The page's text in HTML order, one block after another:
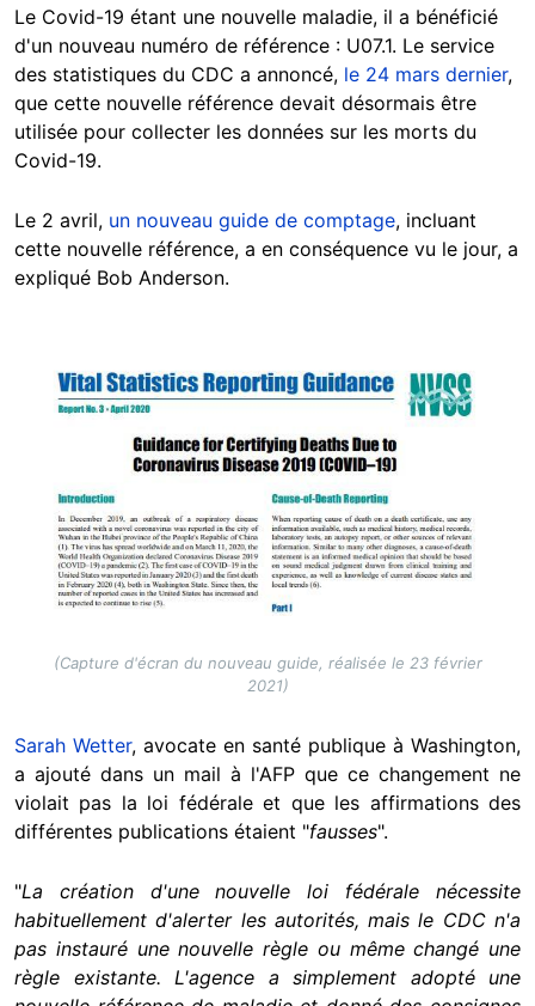
Le Covid-19 étant une nouvelle maladie, il a bénéficié
d'un nouveau numéro de référence : U07.1. Le service
des statistiques du CDC a annoncé, le 24 mars dernier,
que cette nouvelle référence devait désormais être
utilisée pour collecter les données sur les morts du
Covid-19.
Le 2 avril, un nouveau guide de comptage, incluant
cette nouvelle référence, a en conséquence vu le jour, a
expliqué Bob Anderson.
Image
(Capture d'écran du nouveau guide, réalisée le 23 février
2021)
Sarah Wetter, avocate en santé publique à Washington,
a ajouté dans un mail à l'AFP que ce changement ne
violait pas la loi fédérale et que les affirmations des
différentes publications étaient "fausses".
"La création d'une nouvelle loi fédérale nécessite
habituellement d'alerter les autorités, mais le CDC n'a
pas instauré une nouvelle règle ou même changé une
règle existante. L'agence a simplement adopté une